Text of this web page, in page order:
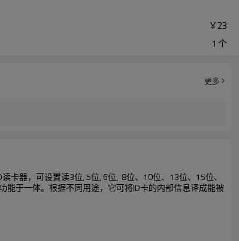
￥23
1 个
更多
卡器，可设置读3位, 5位, 6位, 8位、10位、13位、15位、
能于一体。根据不同用途，它可将ID卡的内部信息译成能被